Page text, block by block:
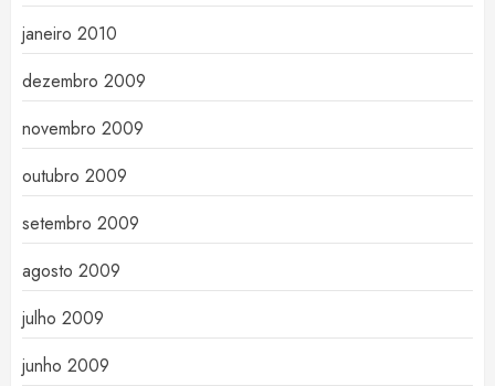
janeiro 2010
dezembro 2009
novembro 2009
outubro 2009
setembro 2009
agosto 2009
julho 2009
junho 2009